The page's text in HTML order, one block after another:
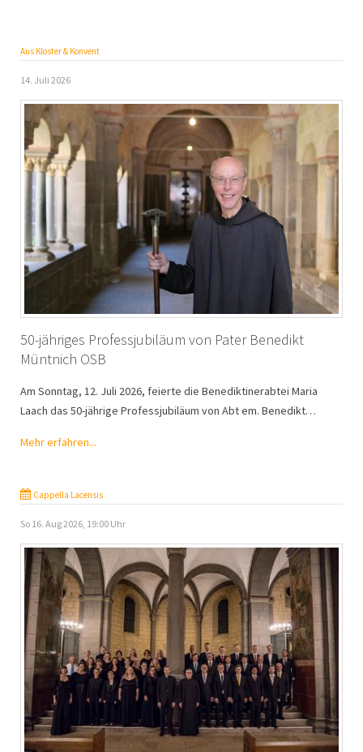
Aus Kloster & Konvent
14. Juli 2026
50-jähriges Professjubiläum von Pater Benedikt
Müntnich OSB
Am Sonntag, 12. Juli 2026, feierte die Benediktinerabtei Maria
Laach das 50-jährige Professjubiläum von Abt em. Benedikt…
Mehr erfahren...
Cappella Lacensis
So 16. Aug 2026, 19:00 Uhr